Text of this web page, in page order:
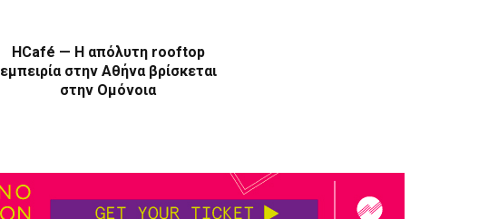
HCafé — Η απόλυτη rooftop
εμπειρία στην Αθήνα βρίσκεται
στην Ομόνοια